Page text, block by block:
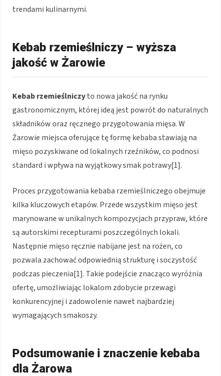
trendami kulinarnymi.
Kebab rzemieślniczy – wyższa
jakość w Żarowie
Kebab rzemieślniczyto nowa jakość na rynku
gastronomicznym, której ideą jest powrót do naturalnych
składników oraz ręcznego przygotowania mięsa. W
Żarowie miejsca oferujące tę formę kebaba stawiają na
mięso pozyskiwane od lokalnych rzeźników, co podnosi
standard i wpływa na wyjątkowy smak potrawy[1].
Proces przygotowania kebaba rzemieślniczego obejmuje
kilka kluczowych etapów. Przede wszystkim mięso jest
marynowane w unikalnych kompozycjach przypraw, które
są autorskimi recepturami poszczególnych lokali.
Następnie mięso ręcznie nabijane jest na rożen, co
pozwala zachować odpowiednią strukturę i soczystość
podczas pieczenia[1]. Takie podejście znacząco wyróżnia
ofertę, umożliwiając lokalom zdobycie przewagi
konkurencyjnej i zadowolenie nawet najbardziej
wymagających smakoszy.
Podsumowanie i znaczenie kebaba
dla Żarowa